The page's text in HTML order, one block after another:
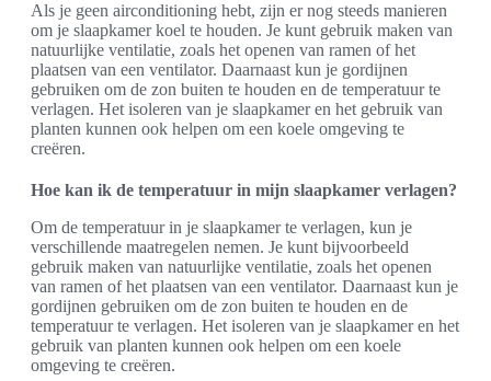
Als je geen airconditioning hebt, zijn er nog steeds manieren
om je slaapkamer koel te houden. Je kunt gebruik maken van
natuurlijke ventilatie, zoals het openen van ramen of het
plaatsen van een ventilator. Daarnaast kun je gordijnen
gebruiken om de zon buiten te houden en de temperatuur te
verlagen. Het isoleren van je slaapkamer en het gebruik van
planten kunnen ook helpen om een koele omgeving te
creëren.
Hoe kan ik de temperatuur in mijn slaapkamer verlagen?
Om de temperatuur in je slaapkamer te verlagen, kun je
verschillende maatregelen nemen. Je kunt bijvoorbeeld
gebruik maken van natuurlijke ventilatie, zoals het openen
van ramen of het plaatsen van een ventilator. Daarnaast kun je
gordijnen gebruiken om de zon buiten te houden en de
temperatuur te verlagen. Het isoleren van je slaapkamer en het
gebruik van planten kunnen ook helpen om een koele
omgeving te creëren.